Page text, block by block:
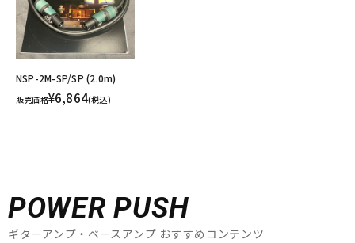
NSP-2M-SP/SP (2.0m)
販売価格¥6,864(税込)
POWER PUSH
ギターアンプ・ベースアンプ おすすめコンテンツ